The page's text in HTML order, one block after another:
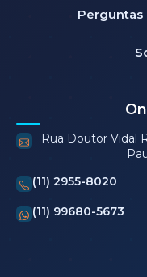
Perguntas
Rua Doutor Vidal
(11) 2955-8020
(11) 99680-5673